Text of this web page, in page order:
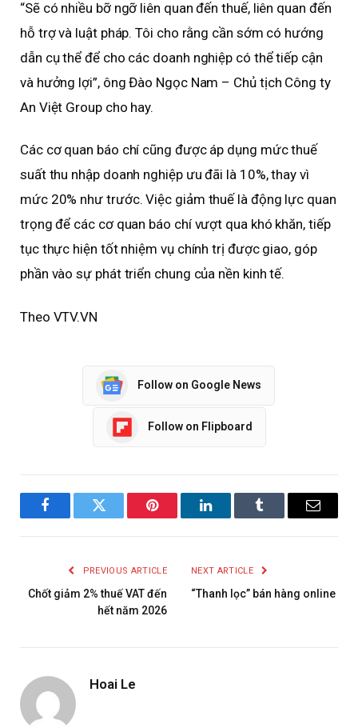
“Sẽ có nhiều bỡ ngỡ liên quan đến thuế, liên quan đến
hỗ trợ và luật pháp. Tôi cho rằng cần sớm có hướng
dẫn cụ thể để cho các doanh nghiệp có thể tiếp cận
và hưởng lợi”, ông Đào Ngọc Nam – Chủ tịch Công ty
An Việt Group cho hay.
Các cơ quan báo chí cũng được áp dụng mức thuế
suất thu nhập doanh nghiệp ưu đãi là 10%, thay vì
mức 20% như trước. Việc giảm thuế là động lực quan
trọng để các cơ quan báo chí vượt qua khó khăn, tiếp
tục thực hiện tốt nhiệm vụ chính trị được giao, góp
phần vào sự phát triển chung của nền kinh tế.
Theo VTV.VN
Follow on Google News
Follow on Flipboard
FacebookTwitter Pinterest LinkedInTumblr Email
PREVIOUS ARTICLE
Chốt giảm 2% thuế VAT đến
hết năm 2026
NEXT ARTICLE
“Thanh lọc” bán hàng online
Hoai Le